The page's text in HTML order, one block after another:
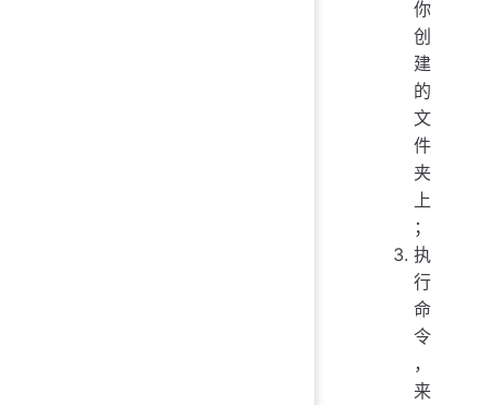
你
创
建
的
文
件
夹
上
；
执
行
命
令
，
来